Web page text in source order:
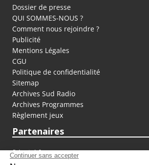
Dossier de presse
QUI SOMMES-NOUS ?
Comment nous rejoindre ?
Publicité
Mentions Légales
CGU
Politique de confidentialité
Sitemap
Archives Sud Radio
Archives Programmes
Règlement jeux
Partenaires
fiducial.fr